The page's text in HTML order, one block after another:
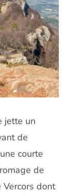
jette un
de
courte
de
Vercors dont